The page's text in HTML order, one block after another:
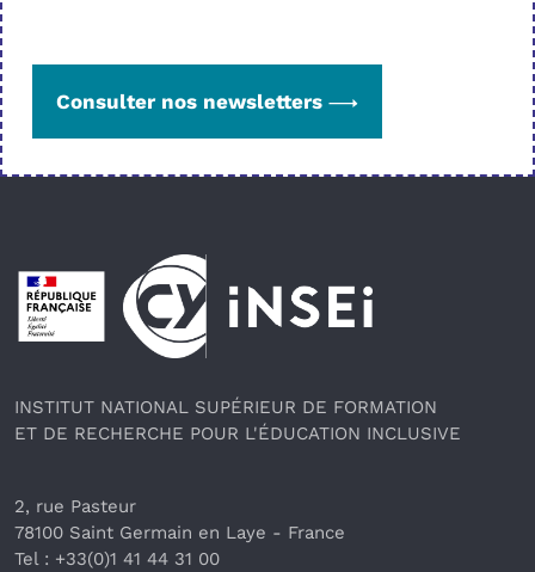
Consulter nos newsletters
Pied de page
INSTITUT NATIONAL SUPÉRIEUR DE FORMATION
ET DE RECHERCHE POUR L'ÉDUCATION INCLUSIVE
2, rue Pasteur
78100 Saint Germain en Laye - France
Tel : +33(0)1 41 44 31 00